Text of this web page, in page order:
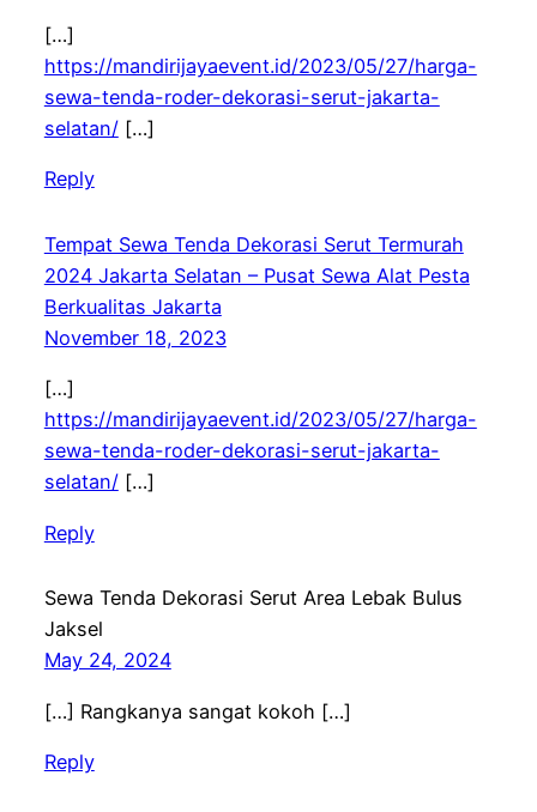
[…]
https://mandirijayaevent.id/2023/05/27/harga-
sewa-tenda-roder-dekorasi-serut-jakarta-
selatan/[…]
Reply
Tempat Sewa Tenda Dekorasi Serut Termurah
2024 Jakarta Selatan – Pusat Sewa Alat Pesta
Berkualitas Jakarta
November 18, 2023
[…]
https://mandirijayaevent.id/2023/05/27/harga-
sewa-tenda-roder-dekorasi-serut-jakarta-
selatan/[…]
Reply
Sewa Tenda Dekorasi Serut Area Lebak Bulus
Jaksel
May 24, 2024
[…] Rangkanya sangat kokoh […]
Reply